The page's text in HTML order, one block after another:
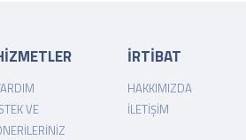
VE
İRTİBAT
HAKKIMIZDA
İLETIŞIM